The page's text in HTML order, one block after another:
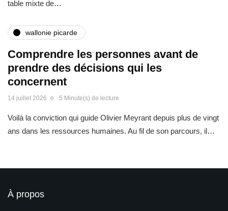
table mixte de…
wallonie picarde
Comprendre les personnes avant de
prendre des décisions qui les
concernent
14 juillet 2026 5 Minute(s) de lecture
Voilà la conviction qui guide Olivier Meyrant depuis plus de vingt
ans dans les ressources humaines. Au fil de son parcours, il…
À propos